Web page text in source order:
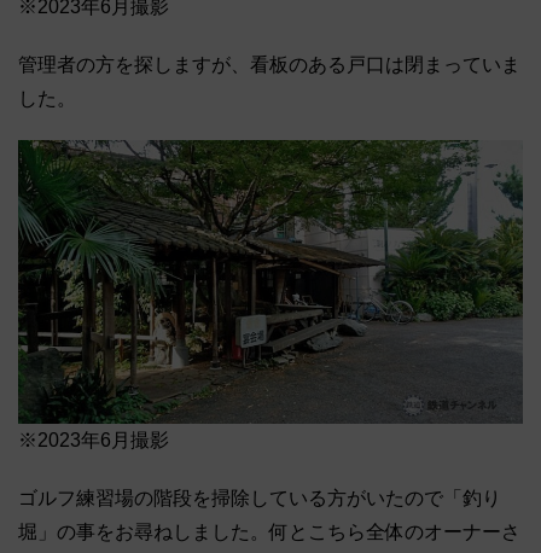
※2023年6月撮影
管理者の方を探しますが、看板のある戸口は閉まっていま
した。
※2023年6月撮影
ゴルフ練習場の階段を掃除している方がいたので「釣り
堀」の事をお尋ねしました。何とこちら全体のオーナーさ